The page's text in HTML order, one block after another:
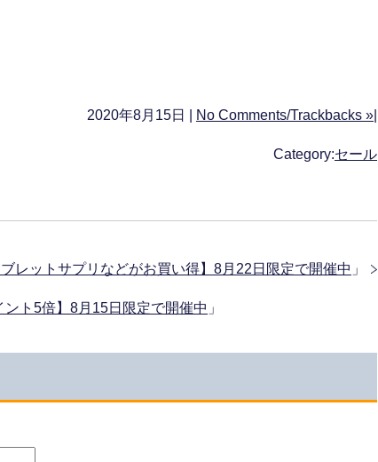
2020年8月15日 | No Comments/Trackbacks »
Category:セール
レットサプリなどがお買い得】8月22日限定で開催中 」
ト5倍】8月15日限定で開催中 」